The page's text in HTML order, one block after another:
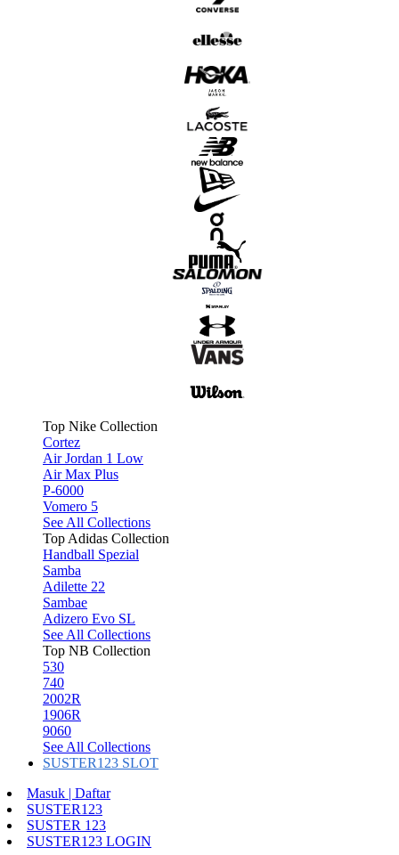
Top Nike Collection
Cortez
Air Jordan 1 Low
Air Max Plus
P-6000
Vomero 5
See All Collections
Top Adidas Collection
Handball Spezial
Samba
Adilette 22
Sambae
Adizero Evo SL
See All Collections
Top NB Collection
530
740
2002R
1906R
9060
See All Collections
SUSTER123 SLOT
Masuk | Daftar
SUSTER123
SUSTER 123
SUSTER123 LOGIN